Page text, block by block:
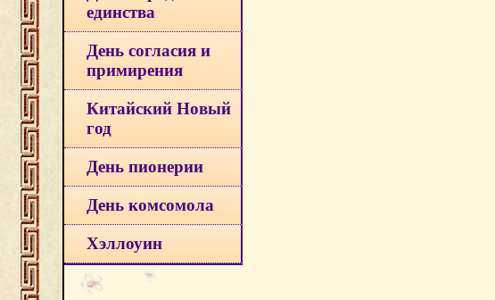
единства
День согласия и
примирения
Китайский Новый
год
День пионерии
День комсомола
Хэллоуин